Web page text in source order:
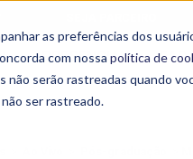
as preferências dos
com nossa política de
não serão rastreadas quando
ser rastreado.
PRESENCIAL EAD